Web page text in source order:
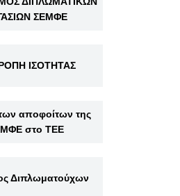
ΣΕΜΦΕ
ΙΣΟΤΗΤΑΣ
αποφοίτων της
στο ΤΕΕ
Διπλωματούχων